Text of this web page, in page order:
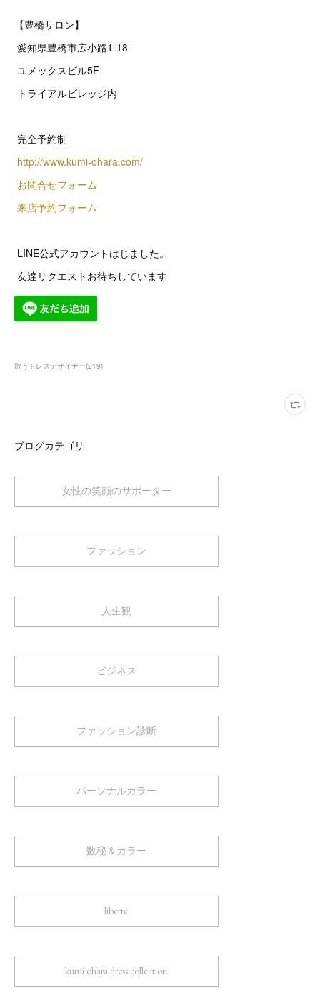
【豊橋サロン】
愛知県豊橋市広小路1-18
ユメックスビル5F
トライアルビレッジ内
完全予約制
http://www.kumi-ohara.com/
お問合せフォーム
来店予約フォーム
LINE公式アカウントはじました。
友達リクエストお待ちしています
歌うドレスデザイナー(219)
ブログカテゴリ
女性の笑顔のサポーター
ファッション
人生観
ビジネス
ファッション診断
パーソナルカラー
数秘＆カラー
liberté
kumi ohara dress collection